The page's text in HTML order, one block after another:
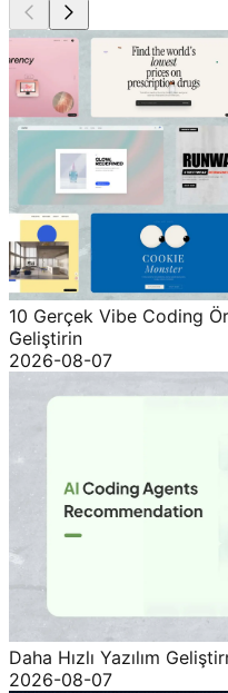
10 Gerçek Vibe Coding
Geliştirin
2026-08-07
Daha Hızlı Yazılım
2026-08-07